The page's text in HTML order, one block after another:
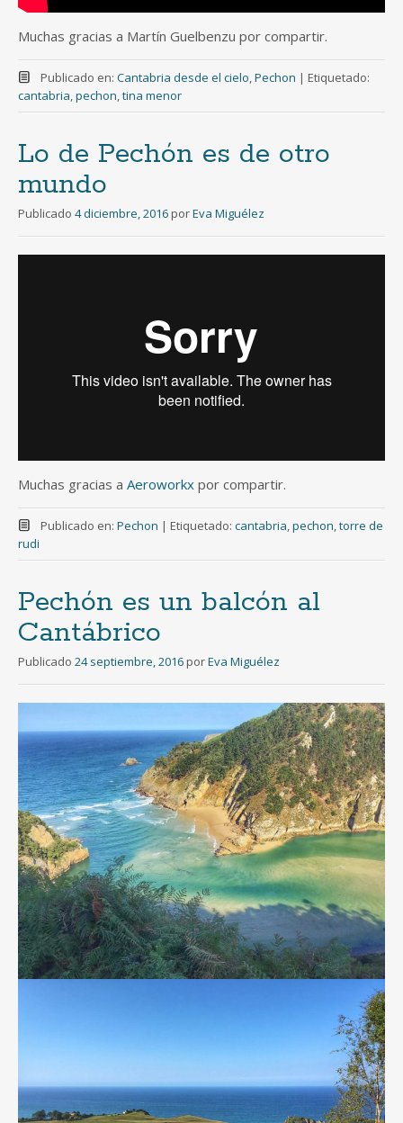
Muchas gracias a Martín Guelbenzu por compartir.
Publicado en: Cantabria desde el cielo,Pechon | Etiquetado:
cantabria,pechon,tina menor
Lo de Pechón es de otro
mundo
Publicado 4 diciembre, 2016 porEva Miguélez
Muchas gracias a Aeroworkx por compartir.
Publicado en: Pechon | Etiquetado: cantabria,pechon,torre de
rudi
Pechón es un balcón al
Cantábrico
Publicado 24 septiembre, 2016 porEva Miguélez